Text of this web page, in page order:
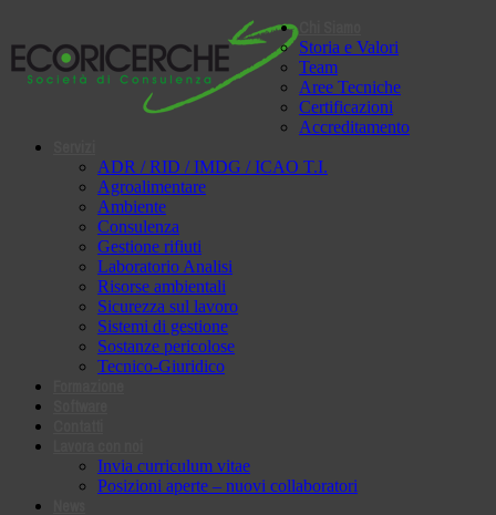
Storia e Valori
Team
Aree Tecniche
Certificazioni
Accreditamento
ADR / RID / IMDG / ICAO T.I.
Agroalimentare
Ambiente
Consulenza
Gestione rifiuti
Laboratorio Analisi
Risorse ambientali
Sicurezza sul lavoro
Sistemi di gestione
Sostanze pericolose
Tecnico-Giuridico
Invia curriculum vitae
Posizioni aperte – nuovi collaboratori